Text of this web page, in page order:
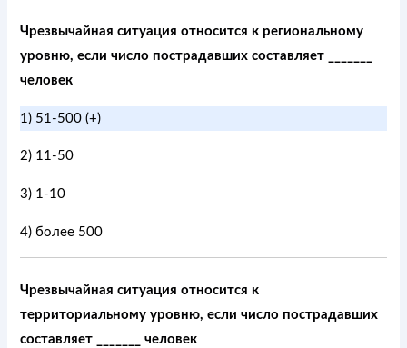
Чрезвычайная ситуация относится к региональному
уровню, если число пострадавших составляет _______
человек
1) 51-500 (+)
2) 11-50
3) 1-10
4) более 500
Чрезвычайная ситуация относится к
территориальному уровню, если число пострадавших
составляет _______ человек